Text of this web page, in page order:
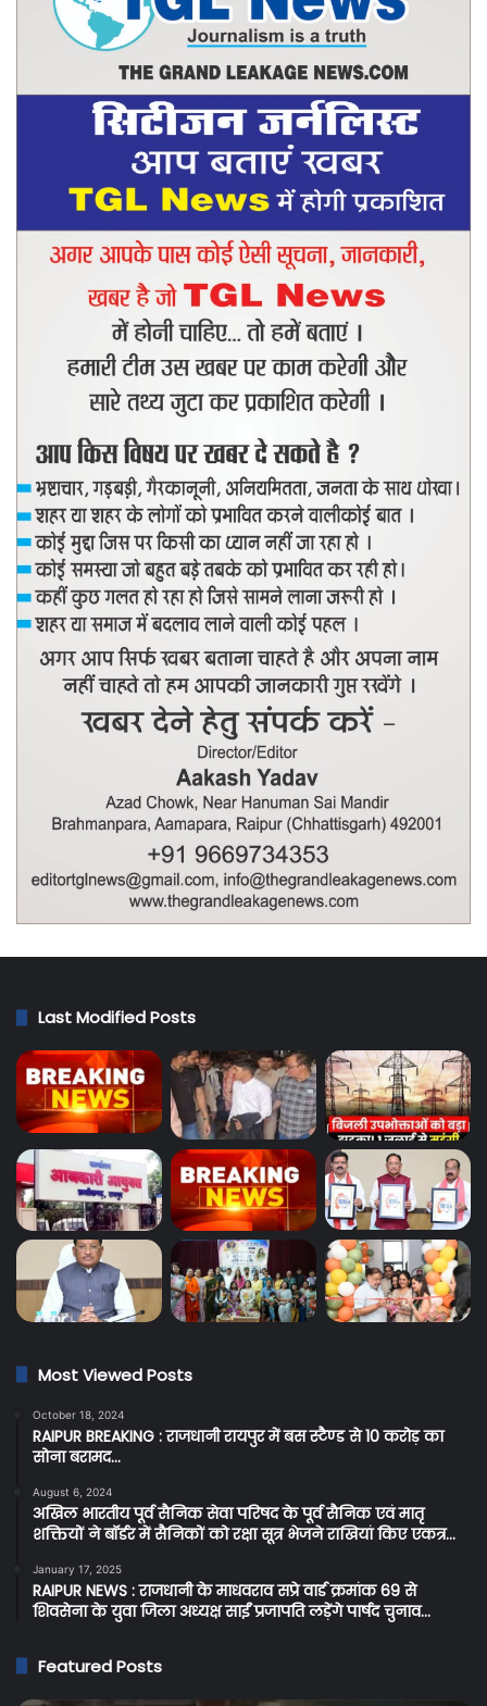
Last Modified Posts
Most Viewed Posts
October 18, 2024
RAIPUR BREAKING : राजधानी रायपुर में बस स्टैण्ड से 10 करोड़ का
सोना बरामद…
August 6, 2024
अखिल भारतीय पूर्व सैनिक सेवा परिषद के पूर्व सैनिक एवं मातृ
शक्तियों ने बॉर्डर में सैनिकों को रक्षा सूत्र भेजने राखियां किए एकत्र…
January 17, 2025
RAIPUR NEWS : राजधानी के माधवराव सप्रे वार्ड क्रमांक 69 से
शिवसेना के युवा जिला अध्यक्ष साईं प्रजापति लड़ेंगे पार्षद चुनाव…
Featured Posts